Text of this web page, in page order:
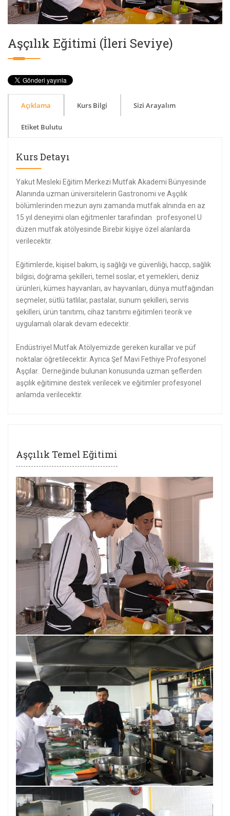
Aşçılık Eğitimi (İleri Seviye)
Açıklama Kurs Bilgi Sizi Arayalım
Etiket Bulutu
Kurs Detayı
Yakut Mesleki Eğitim Merkezi Mutfak Akademi Bünyesinde
Alanında uzman üniversitelerin Gastronomi ve Aşçılık
bölümlerinden mezun aynı zamanda mutfak alnında en az
15 yıl deneyimi olan eğitmenler tarafından profesyonel U
düzen mutfak atölyesinde Birebir kişiye özel alanlarda
verilecektir.
Eğitimlerde, kişisel bakım, iş sağlığı ve güvenliği, haccp, sağlık
bilgisi, doğrama şekilleri, temel soslar, et yemekleri, deniz
ürünleri, kümes hayvanları, av hayvanları, dünya mutfağından
seçmeler, sütlü tatlılar, pastalar, sunum şekilleri, servis
şekilleri, ürün tanıtımı, cihaz tanıtımı eğitimleri teorik ve
uygulamalı olarak devam edecektir.
Endüstriyel Mutfak Atölyemizde gereken kurallar ve püf
noktalar öğretilecektir. Ayrıca Şef Mavi Fethiye Profesyonel
Aşçılar. Derneğinde bulunan konusunda uzman şeflerden
aşçılık eğitimine destek verilecek ve eğitimler profesyonel
anlamda verilecektir.
Aşçılık Temel Eğitimi